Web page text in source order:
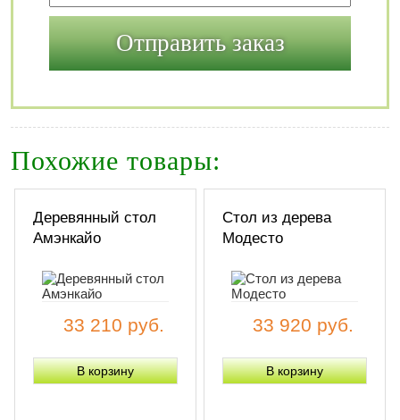
Похожие товары:
Деревянный стол
Амэнкайо
33 210 руб.
Стол из дерева
Модесто
33 920 руб.